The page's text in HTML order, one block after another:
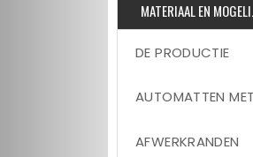
MATERIAAL EN
DE PRODUCTIE
AUTOMATTEN
AFWERKRANDEN